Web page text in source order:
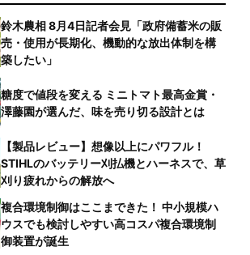
鈴木農相 8月4日記者会見「政府備蓄米の販
売・使用が長期化、機動的な放出体制を構
築したい」
糖度で値段を変える ミニトマト最高金賞・
澤藤園が選んだ、味を売り切る設計とは
【製品レビュー】想像以上にパワフル！
STIHLのバッテリー刈払機とハーネスで、草
刈り疲れからの解放へ
複合環境制御はここまできた！ 中小規模ハ
ウスでも検討しやすい高コスパ複合環境制
御装置が誕生